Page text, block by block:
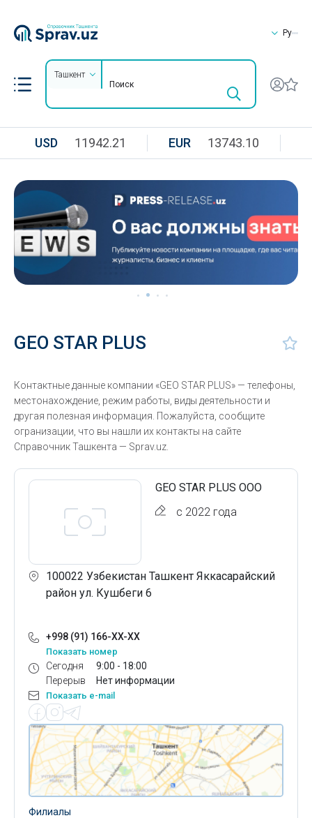
Ру
Ташкент
USD 11942.21 EUR 13743.10
GEO STAR PLUS
Контактные данные компании «GEO STAR PLUS» — телефоны,
местонахождение, режим работы, виды деятельности и
другая полезная информация. Пожалуйста, сообщите
огранизации, что вы нашли их контакты на сайте
Справочник Ташкента — Sprav.uz.
GEO STAR PLUS ООО
с 2022 года
100022 Узбекистан Ташкент Яккасарайский
район ул. Кушбеги 6
+998 (91) 166-XX-XX
Показать номер
Сегодня
Перерыв
9:00 - 18:00
Нет информации
Показать e-mail
Филиалы